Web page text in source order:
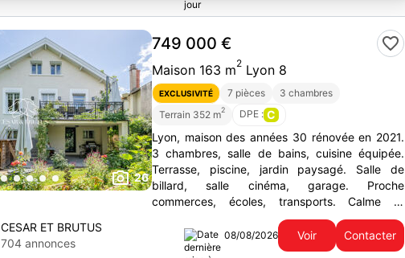
26
749 000 €
Maison 163 m2 Lyon 8
EXCLUSIVITÉ 7 pièces
3 chambres
Terrain 352 m2 DPE : C
Lyon, maison des années 30 rénovée en 2021.
3 chambres, salle de bains, cuisine équipée.
Terrasse, piscine, jardin paysagé. Salle de
billard, salle cinéma, garage. Proche
commerces, écoles, transports. Calme et
verdure au c?ur de la ville.
CESAR ET BRUTUS
TRANSACTION
704 annonces
08/08/2026 Voir Contacter